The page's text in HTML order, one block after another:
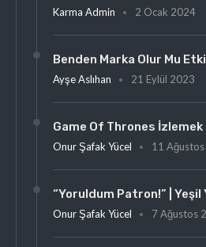
Karma Admin 2 Ocak 2024
Benden Marka Olur Mu
Ayşe Aslıhan 21 Eylül 2023
Game Of Thrones İzlemek
Onur Şafak Yücel 11
“Yoruldum Patron!” | Yeşil
Onur Şafak Yücel 7 Ağustos